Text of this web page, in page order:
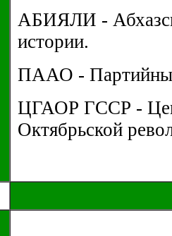
АБИЯЛИ -
истории.
ПААО -
ЦГАОР ГССР -
Октябрьской